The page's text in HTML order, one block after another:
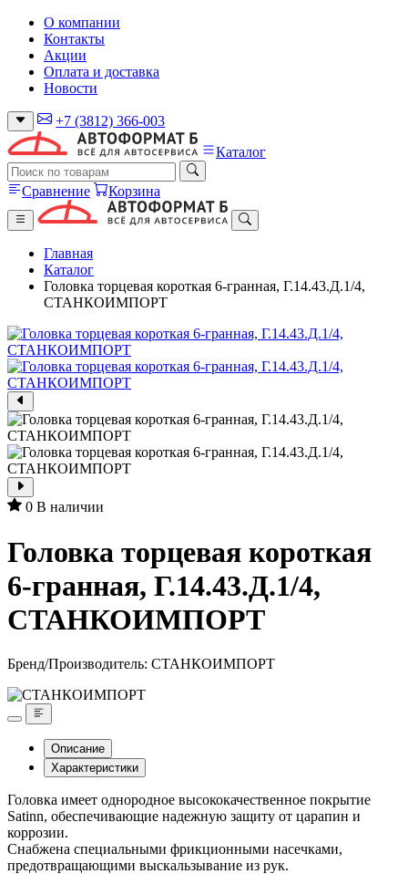
О компании
Контакты
Акции
Оплата и доставка
Новости
+7 (3812) 366-003
Каталог
Сравнение Корзина
Главная
Каталог
Головка торцевая короткая 6-гранная, Г.14.43.Д.1/4,
СТАНКОИМПОРТ
0 В наличии
Головка торцевая короткая
6-гранная, Г.14.43.Д.1/4,
СТАНКОИМПОРТ
Бренд/Производитель: СТАНКОИМПОРТ
Описание
Характеристики
Головка имеет однородное высококачественное покрытие
Satinn, обеспечивающие надежную защиту от царапин и
коррозии.
Снабжена специальными фрикционными насечками,
предотвращающими выскальзывание из рук.